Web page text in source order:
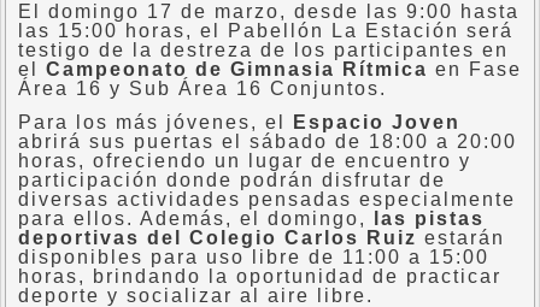
El domingo 17 de marzo, desde las 9:00 hasta
las 15:00 horas, el Pabellón La Estación será
testigo de la destreza de los participantes en
el Campeonato de Gimnasia Rítmica en Fase
Área 16 y Sub Área 16 Conjuntos.
Para los más jóvenes, el
Espacio Joven
abrirá sus puertas el sábado de 18:00 a 20:00
horas, ofreciendo un lugar de encuentro y
participación donde podrán disfrutar de
diversas actividades pensadas especialmente
para ellos. Además, el domingo,
las pistas
deportivas del Colegio Carlos Ruiz estarán
disponibles para uso libre de 11:00 a 15:00
horas, brindando la oportunidad de practicar
deporte y socializar al aire libre.